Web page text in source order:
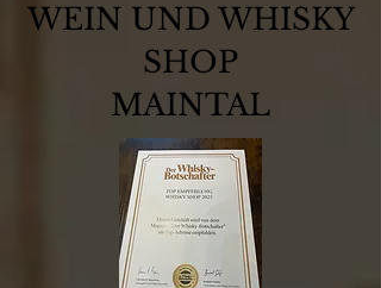
WEIN UND WHISKY
SHOP
MAINTAL